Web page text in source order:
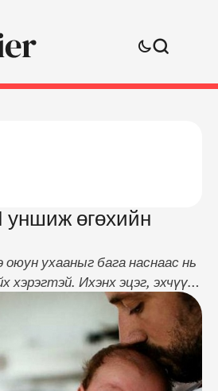
өгөхийн
оюун ухааныг бага наснаас нь
хэрэгтэй. Ихэнх эцэг, эхчүүд
ном уншиж өгөх хэрэг
Гэтэл төрөөд сонсож,
сонсохыг хичээж байдаг
корпорацийн судалгааны төв
хамтран, төрөөд тав